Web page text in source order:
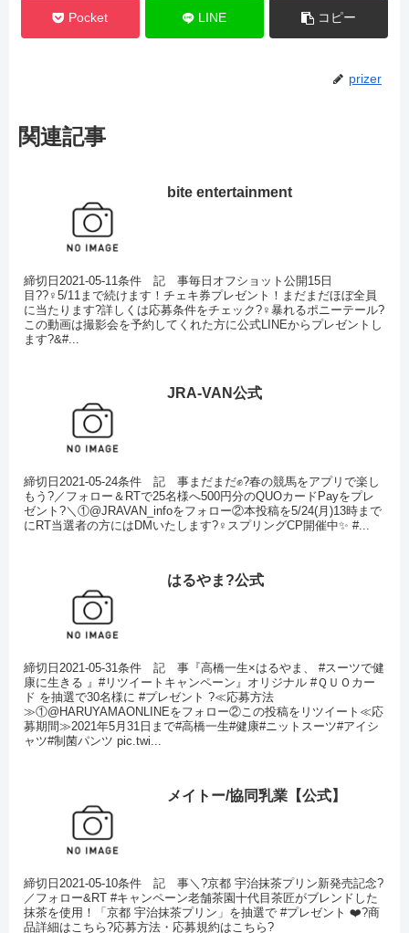
Pocket LINE コピー
prizer
関連記事
bite entertainment
締切日2021-05-11条件 記 事毎日オフショット公開15日
目??‍♀️5/11まで続けます！チェキ券プレゼント！まだまだほぼ全員
に当たります?詳しくは応募条件をチェック?‍♀️暴れるポニーテール?
この動画は撮影会を予約してくれた方に公式LINEからプレゼントし
ます?&#...
JRA-VAN公式
締切日2021-05-24条件 記 事まだまだ✊?春の競馬をアプリで楽し
もう?／フォロー＆RTで25名様へ500円分のQUOカードPayをプレ
ゼント?＼①@JRAVAN_infoをフォロー②本投稿を5/24(月)13時まで
にRT当選者の方にはDMいたします?‍♀️スプリングCP開催中✨ #...
はるやま?公式
締切日2021-05-31条件 記 事『高橋一生×はるやま、 #スーツで健
康に生きる 』#リツイートキャンペーン』オリジナル #ＱＵＯカー
ド を抽選で30名様に #プレゼント ?≪応募方法
≫①@HARUYAMAONLINEをフォロー②この投稿をリツイート≪応
募期間≫2021年5月31日まで#高橋一生#健康#ニットスーツ#アイシ
ャツ#制菌パンツ pic.twi...
メイトー/協同乳業【公式】
締切日2021-05-10条件 記 事＼?京都 宇治抹茶プリン新発売記念?
／フォロー&RT #キャンペーン老舗茶園十代目茶匠がブレンドした
抹茶を使用！「京都 宇治抹茶プリン」を抽選で #プレゼント ❤️?商
品詳細はこちら?応募方法・応募規約はこちら?